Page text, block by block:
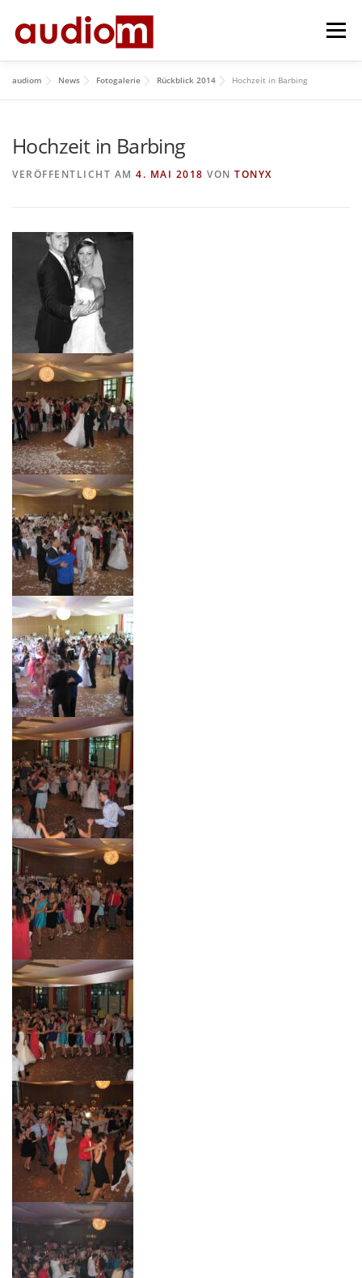
Inhalt
springen
Menü
HISTORY IMPRESSUM
audiom News Fotogalerie Rückblick 2014 Hochzeit in Barbing
Hochzeit in Barbing
VERÖFFENTLICHT AM 4. MAI 2018 VON TONYX